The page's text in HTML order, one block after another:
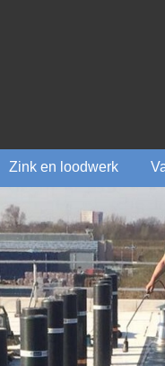
Zink en loodwerk